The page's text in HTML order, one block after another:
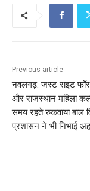
Previous article
नवलगढ़: जस्ट राइट
और राजस्थान महिला
समय रहते रुकवाया बाल
प्रशासन ने भी निभाई